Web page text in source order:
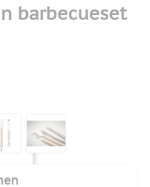
barbecueset
image
View larger imageView larger image